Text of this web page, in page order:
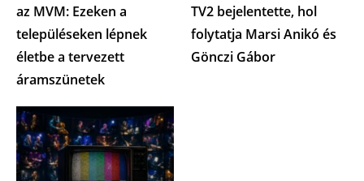
az MVM: Ezeken a
településeken lépnek
életbe a tervezett
áramszünetek
TV2 bejelentette, hol
folytatja Marsi Anikó és
Gönczi Gábor